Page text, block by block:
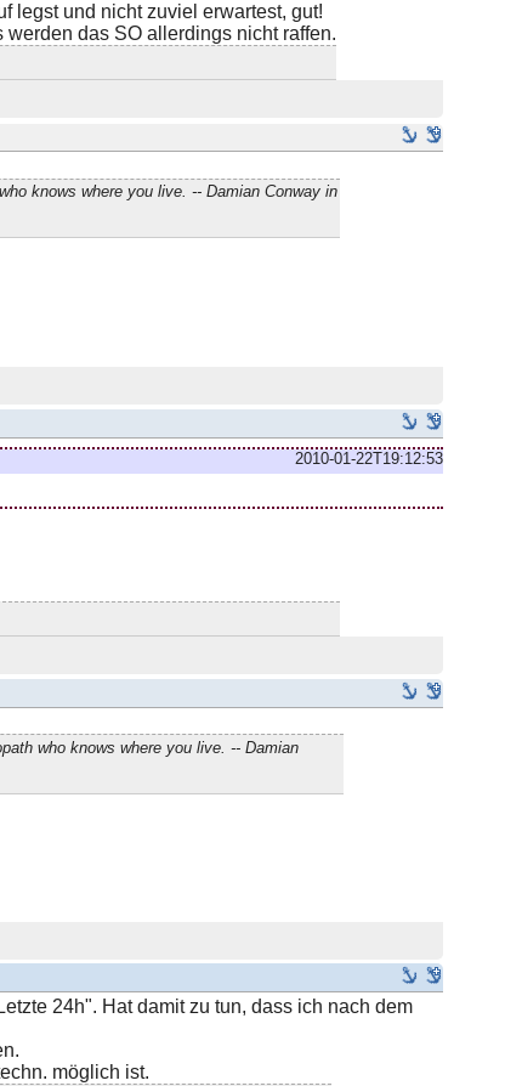
legst und nicht zuviel erwartest, gut!
das SO allerdings nicht raffen.
knows where you live. -- Damian Conway in
2010-01-22T19:12:53
who knows where you live. -- Damian
24h". Hat damit zu tun, dass ich nach dem
möglich ist.